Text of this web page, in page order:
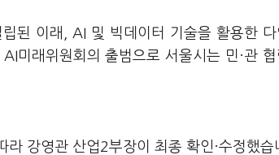
된 이래, AI 및 빅데이터 기술을 활용한
미래위원회의 출범으로 서울시는 민·관
강영관 산업2부장이 최종 확인·수정했습